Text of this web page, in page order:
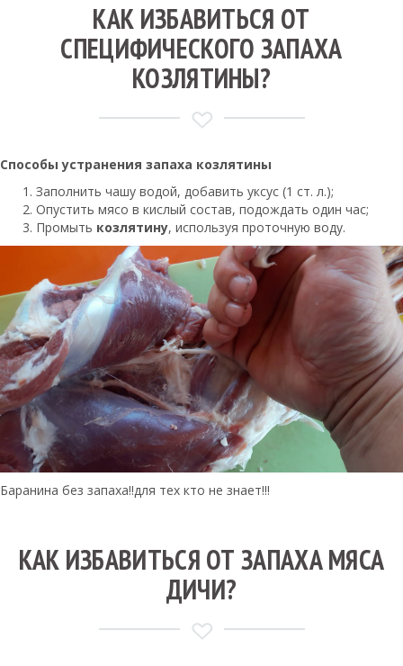
КАК ИЗБАВИТЬСЯ ОТ
СПЕЦИФИЧЕСКОГО ЗАПАХА
КОЗЛЯТИНЫ?
Способы устранения запаха козлятины
Заполнить чашу водой, добавить уксус (1 ст. л.);
Опустить мясо в кислый состав, подождать один час;
Промыть козлятину, используя проточную воду.
Баранина без запаха!!для тех кто не знает!!!
КАК ИЗБАВИТЬСЯ ОТ ЗАПАХА МЯСА
ДИЧИ?